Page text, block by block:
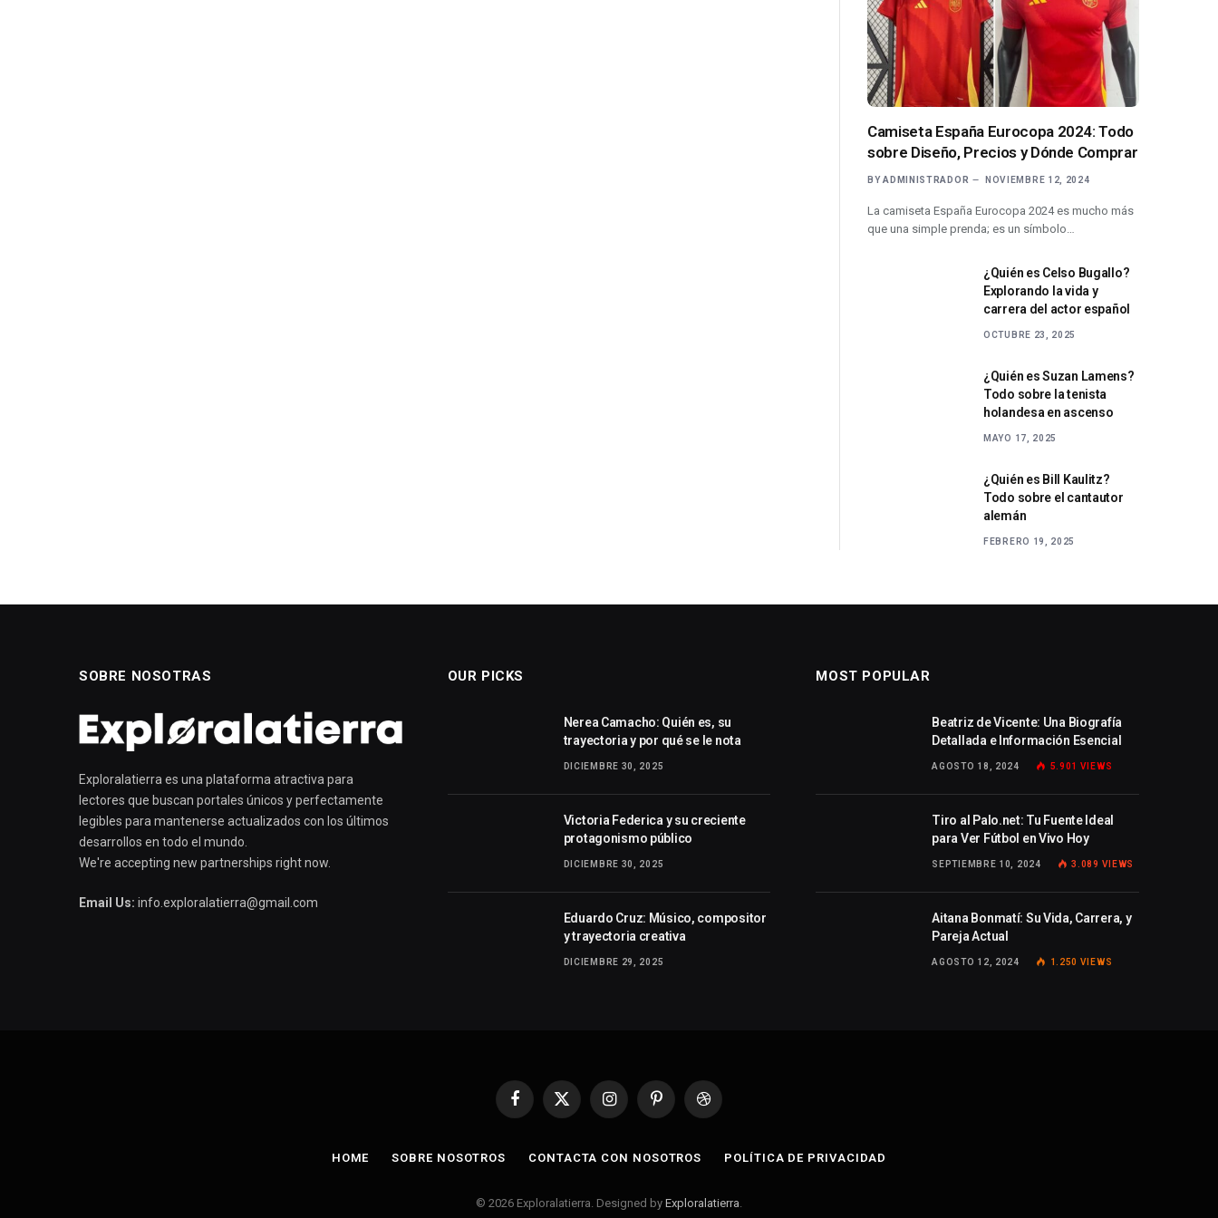
Camiseta España Eurocopa 2024: Todo
sobre Diseño, Precios y Dónde Comprar
BY ADMINISTRADOR NOVIEMBRE 12, 2024
La camiseta España Eurocopa 2024 es mucho más
que una simple prenda; es un símbolo…
¿Quién es Celso Bugallo?
Explorando la vida y
carrera del actor español
OCTUBRE 23, 2025
¿Quién es Suzan Lamens?
Todo sobre la tenista
holandesa en ascenso
MAYO 17, 2025
¿Quién es Bill Kaulitz?
Todo sobre el cantautor
alemán
FEBRERO 19, 2025
SOBRE NOSOTRAS
Exploralatierra es una plataforma atractiva para
lectores que buscan portales únicos y perfectamente
legibles para mantenerse actualizados con los últimos
desarrollos en todo el mundo.
We're accepting new partnerships right now.
Email Us: info.exploralatierra@gmail.com
OUR PICKS
Nerea Camacho: Quién es, su
trayectoria y por qué se le nota
DICIEMBRE 30, 2025
Victoria Federica y su creciente
protagonismo público
DICIEMBRE 30, 2025
Eduardo Cruz: Músico, compositor
y trayectoria creativa
DICIEMBRE 29, 2025
MOST POPULAR
Beatriz de Vicente: Una Biografía
Detallada e Información Esencial
AGOSTO 18, 2024 5.901 VIEWS
Tiro al Palo.net: Tu Fuente Ideal
para Ver Fútbol en Vivo Hoy
SEPTIEMBRE 10, 2024 3.089 VIEWS
Aitana Bonmatí: Su Vida, Carrera, y
Pareja Actual
AGOSTO 12, 2024 1.250 VIEWS
Facebook
X
InstagramPinterestDribbble
HOME SOBRE NOSOTROS CONTACTA CON NOSOTROS POLÍTICA DE PRIVACIDAD
© 2026 Exploralatierra. Designed by Exploralatierra